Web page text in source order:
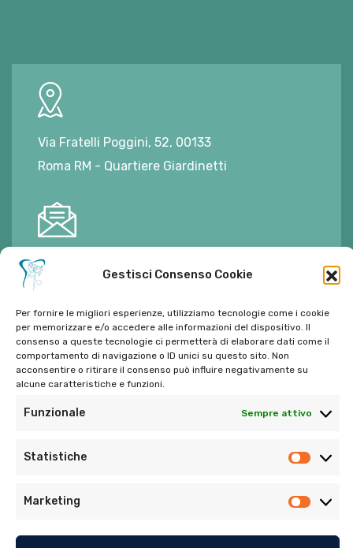
Gestisci Consenso Cookie
Per fornire le migliori esperienze, utilizziamo tecnologie come i cookie
per memorizzare e/o accedere alle informazioni del dispositivo. Il
consenso a queste tecnologie ci permetterà di elaborare dati come il
comportamento di navigazione o ID unici su questo sito. Non
acconsentire o ritirare il consenso può influire negativamente su
alcune caratteristiche e funzioni.
Funzionale Sempre attivo
Statistiche
Marketing
Via Fratelli Poggini, 52, 00133
Roma RM - Quartiere Giardinetti
E-mail:
Tel:06 272342
Tel:393 9810086
Dentistico Santaniello Alimonti